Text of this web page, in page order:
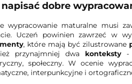
napisać dobre
wypracowanie maturalne musi
Uczeń powinien zawrzeć w
, które mają być zilustrowane
przynajmniej dwa konteksty-
społeczny. W ocenie
interpunkcyjne i